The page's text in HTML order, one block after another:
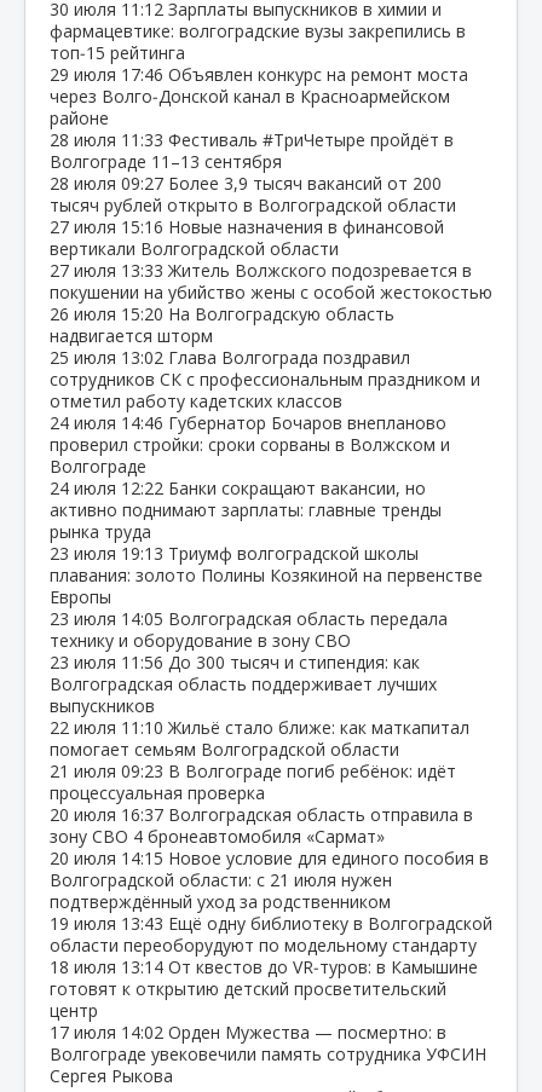
30 июля 11:12 Зарплаты выпускников в химии и
фармацевтике: волгоградские вузы закрепились в
топ‑15 рейтинга
29 июля 17:46 Объявлен конкурс на ремонт моста
через Волго‑Донской канал в Красноармейском
районе
28 июля 11:33 Фестиваль #ТриЧетыре пройдёт в
Волгограде 11–13 сентября
28 июля 09:27 Более 3,9 тысяч вакансий от 200
тысяч рублей открыто в Волгоградской области
27 июля 15:16 Новые назначения в финансовой
вертикали Волгоградской области
27 июля 13:33 Житель Волжского подозревается в
покушении на убийство жены с особой жестокостью
26 июля 15:20 На Волгоградскую область
надвигается шторм
25 июля 13:02 Глава Волгограда поздравил
сотрудников СК с профессиональным праздником и
отметил работу кадетских классов
24 июля 14:46 Губернатор Бочаров внепланово
проверил стройки: сроки сорваны в Волжском и
Волгограде
24 июля 12:22 Банки сокращают вакансии, но
активно поднимают зарплаты: главные тренды
рынка труда
23 июля 19:13 Триумф волгоградской школы
плавания: золото Полины Козякиной на первенстве
Европы
23 июля 14:05 Волгоградская область передала
технику и оборудование в зону СВО
23 июля 11:56 До 300 тысяч и стипендия: как
Волгоградская область поддерживает лучших
выпускников
22 июля 11:10 Жильё стало ближе: как маткапитал
помогает семьям Волгоградской области
21 июля 09:23 В Волгограде погиб ребёнок: идёт
процессуальная проверка
20 июля 16:37 Волгоградская область отправила в
зону СВО 4 бронеавтомобиля «Сармат»
20 июля 14:15 Новое условие для единого пособия в
Волгоградской области: с 21 июля нужен
подтверждённый уход за родственником
19 июля 13:43 Ещё одну библиотеку в Волгоградской
области переоборудуют по модельному стандарту
18 июля 13:14 От квестов до VR‑туров: в Камышине
готовят к открытию детский просветительский
центр
17 июля 14:02 Орден Мужества — посмертно: в
Волгограде увековечили память сотрудника УФСИН
Сергея Рыкова